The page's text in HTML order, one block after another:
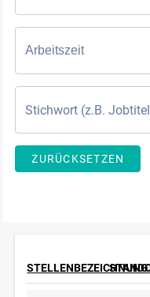
Arbeitszeit
ZURÜCKSETZEN
STELLENBEZEICHNUNG